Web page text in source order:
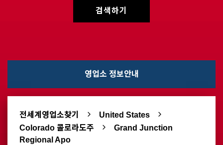
검색하기
영업소 정보안내
전세계영업소찾기
United States
Colorado 콜로라도주
Grand Junction
Regional Apo